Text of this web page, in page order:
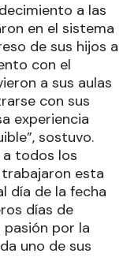
a las
en el sistema
de sus hijos a
con el
a sus aulas
con sus
experiencia
sostuvo.
a todos los
esta
día de la fecha
días de
por la
uno de sus